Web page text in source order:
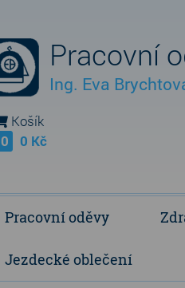
Pracovní
Ing. Eva
Košík
0
0 Kč
Pracovní oděvy
Jezdecké oblečení